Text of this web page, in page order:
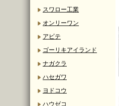
スワロー工業
オンリーワン
アビテ
ゴーリキアイランド
ナガクラ
ハセガワ
ヨドコウ
ハウゼコ